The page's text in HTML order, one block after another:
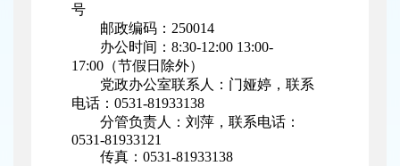
号
邮政编码：250014
办公时间：8:30-12:00 13:00-
17:00（节假日除外）
党政办公室联系人：门娅婷，联系
电话：0531-81933138
分管负责人：刘萍，联系电话：
0531-81933121
传真：0531-81933138